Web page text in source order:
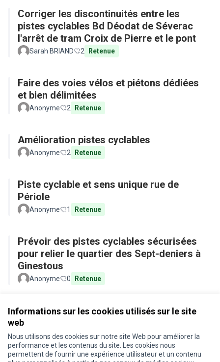
Informations sur les cookies utilisés sur le site
web
Nous utilisons des cookies sur notre site Web pour améliorer la
performance et les contenus du site. Les cookies nous
permettent de fournir une expérience utilisateur et un contenu
Corriger les discontinuités entre les
pistes cyclables Bd Déodat de Séverac
l'arrêt de tram Croix de Pierre et le pont
Sarah BRIAND 2 Retenue
Faire des voies vélos et piétons dédiées
et bien délimitées
Anonyme 2 Retenue
Amélioration pistes cyclables
Anonyme 2 Retenue
Piste cyclable et sens unique rue de
Périole
Anonyme 1 Retenue
Prévoir des pistes cyclables sécurisées
pour relier le quartier des Sept-deniers à
Ginestous
Anonyme 0 Retenue
Conditions d'utilisation
Paramètres des cookies
Je participe ! sur X
Je participe ! sur Facebook
Je participe ! sur Instagram